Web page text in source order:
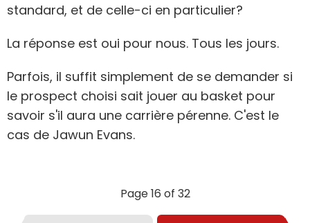
standard, et de celle-ci en particulier?
La réponse est oui pour nous. Tous les jours.
Parfois, il suffit simplement de se demander si
le prospect choisi sait jouer au basket pour
savoir s'il aura une carrière pérenne. C'est le
cas de Jawun Evans.
Page 16 of 32